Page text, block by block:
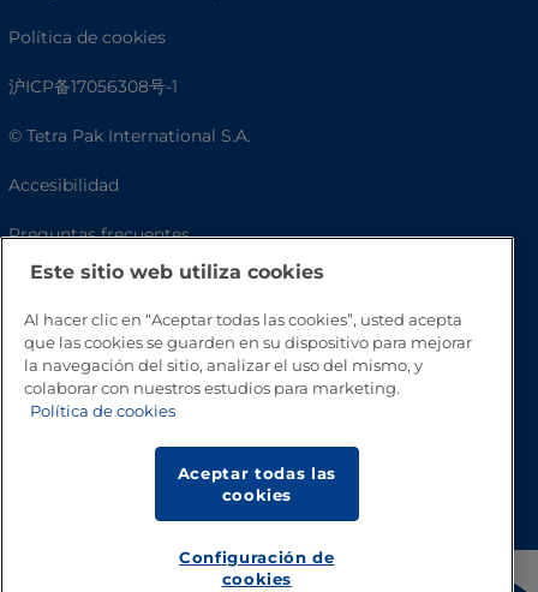
Política de cookies
沪ICP备17056308号-1
© Tetra Pak International S.A.
Accesibilidad
Preguntas frecuentes
Este sitio web utiliza cookies
Al hacer clic en “Aceptar todas las cookies”, usted acepta
que las cookies se guarden en su dispositivo para mejorar
la navegación del sitio, analizar el uso del mismo, y
colaborar con nuestros estudios para marketing.
Política de cookies
Aceptar todas las
cookies
Configuración de
cookies